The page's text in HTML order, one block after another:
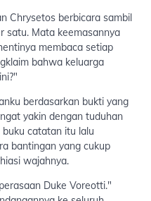
Chrysetos berbicara sambil
satu. Mata keemasannya
membaca setiap
bahwa keluarga
berdasarkan bukti yang
yakin dengan tuduhan
buku catatan itu lalu
bantingan yang cukup
wajahnya.
Duke Voreotti."